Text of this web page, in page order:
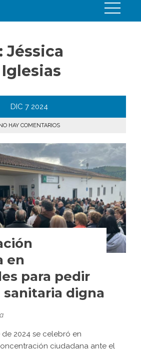
Jéssica
DIC 7 2024
NO HAY COMENTARIOS
en
para pedir
digna
2024 se celebró en
ciudadana ante el